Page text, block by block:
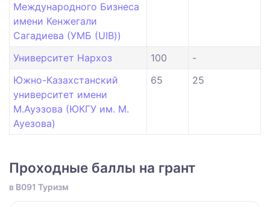
Международного Бизнеса
имени Кенжегали
Сагадиева (УМБ (UIB))
Университет Нархоз 100
-
Южно-Казахстанский
университет имени
М.Ауэзова (ЮКГУ им. М.
Ауезова)
65 25
Проходные баллы на грант
в B091 Туризм